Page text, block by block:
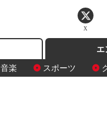
エ
音楽 スポーツ
X